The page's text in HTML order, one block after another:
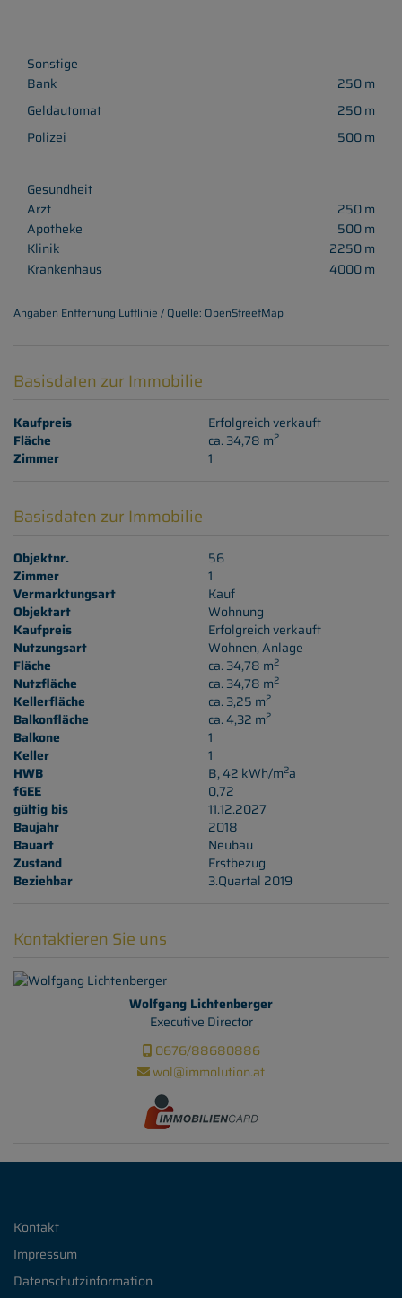
Sonstige
Bank
250 m
Geldautomat
250 m
Polizei
500 m
Gesundheit
Arzt
250 m
Apotheke
500 m
Klinik
2250 m
Krankenhaus
4000 m
Angaben Entfernung Luftlinie / Quelle: OpenStreetMap
Basisdaten zur Immobilie
Kaufpreis
Erfolgreich verkauft
Fläche
ca. 34,78 m2
Zimmer 1
Basisdaten zur Immobilie
Objektnr.
56
Zimmer
1
Vermarktungsart
Kauf
Objektart
Wohnung
Kaufpreis
Erfolgreich verkauft
Nutzungsart
Wohnen Anlage
Fläche
ca. 34,78 m2
Nutzfläche ca. 34,78 m2
Kellerfläche ca. 3,25 m2
Balkonfläche ca. 4,32 m2
Balkone
1
Keller
1
HWB
B, 42 kWh/m2a
fGEE
0,72
gültig bis
11.12.2027
Baujahr
2018
Bauart
Neubau
Zustand
Erstbezug
Beziehbar
3.Quartal 2019
Kontaktieren Sie uns
Wolfgang Lichtenberger
Executive Director
0676/88680886
wol@immolution.at
Kontakt
Impressum
Datenschutzinformation